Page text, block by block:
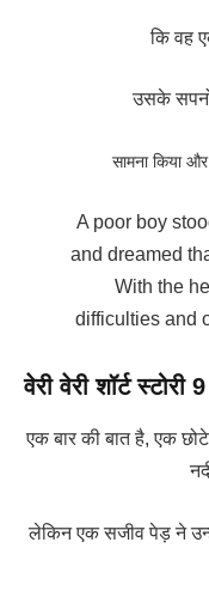
कि वह
उसके
सामना किया
A poor boy
and dreamed
With the
difficulties and
वेरी वेरी शॉर्ट स्टोरी 9
एक बार की बात है, एक
लेकिन एक सजीव पेड़ ने